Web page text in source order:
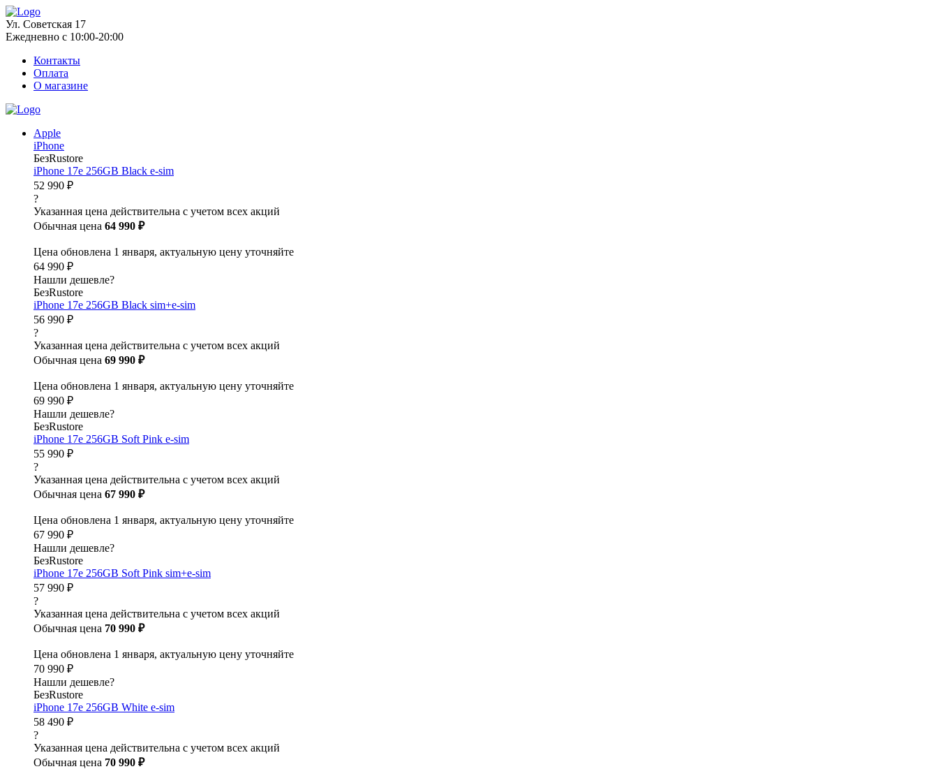
Ул. Советская 17
Ежедневно с 10:00-20:00
Контакты
Оплата
О магазине
Apple
iPhone
БезRustore
iPhone 17e 256GB Black e-sim
52 990 ₽
?
Указанная цена действительна с учетом всех акций
Обычная цена 64 990 ₽
Цена обновлена 1 января, актуальную цену уточняйте
64 990 ₽
Нашли дешевле?
БезRustore
iPhone 17e 256GB Black sim+e-sim
56 990 ₽
?
Указанная цена действительна с учетом всех акций
Обычная цена 69 990 ₽
Цена обновлена 1 января, актуальную цену уточняйте
69 990 ₽
Нашли дешевле?
БезRustore
iPhone 17e 256GB Soft Pink e-sim
55 990 ₽
?
Указанная цена действительна с учетом всех акций
Обычная цена 67 990 ₽
Цена обновлена 1 января, актуальную цену уточняйте
67 990 ₽
Нашли дешевле?
БезRustore
iPhone 17e 256GB Soft Pink sim+e-sim
57 990 ₽
?
Указанная цена действительна с учетом всех акций
Обычная цена 70 990 ₽
Цена обновлена 1 января, актуальную цену уточняйте
70 990 ₽
Нашли дешевле?
БезRustore
iPhone 17e 256GB White e-sim
58 490 ₽
?
Указанная цена действительна с учетом всех акций
Обычная цена 70 990 ₽